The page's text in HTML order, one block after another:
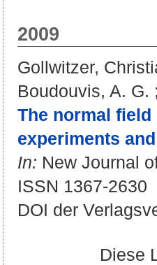
2009
Gollwitzer,
Boudouvis, A. G.
The normal
experiments
In: New Journal
ISSN 1367-2630
DOI der
Diese